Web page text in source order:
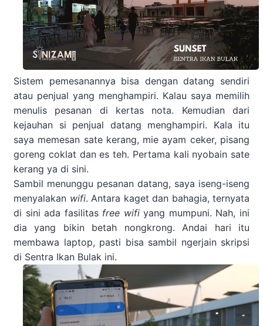
Sistem pemesanannya bisa dengan datang sendiri
atau penjual yang menghampiri. Kalau saya memilih
menulis pesanan di kertas nota. Kemudian dari
kejauhan si penjual datang menghampiri. Kala itu
saya memesan sate kerang, mie ayam ceker, pisang
goreng coklat dan es teh. Pertama kali nyobain sate
kerang ya di sini.
Sambil menunggu pesanan datang, saya iseng-iseng
menyalakan wifi. Antara kaget dan bahagia, ternyata
di sini ada fasilitas free wifiyang mumpuni. Nah, ini
dia yang bikin betah nongkrong. Andai hari itu
membawa laptop, pasti bisa sambil ngerjain skripsi
di Sentra Ikan Bulak ini.